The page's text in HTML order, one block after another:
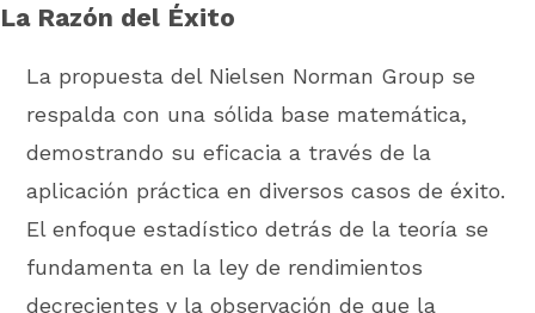
La Razón del Éxito
La propuesta del Nielsen Norman Group se
respalda con una sólida base matemática,
demostrando su eficacia a través de la
aplicación práctica en diversos casos de éxito.
El enfoque estadístico detrás de la teoría se
fundamenta en la ley de rendimientos
decrecientes y la observación de que la